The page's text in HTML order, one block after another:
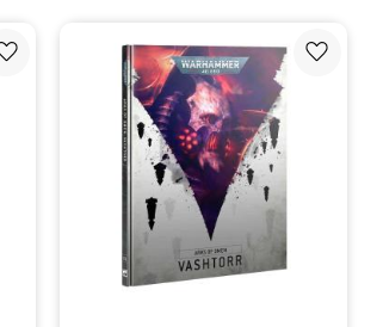
Lägg till i favoriter Lägg